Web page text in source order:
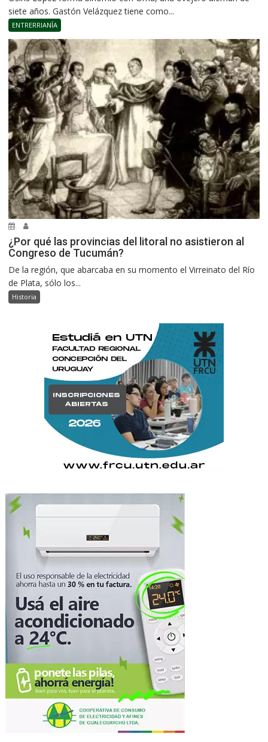
siete años. Gastón Velázquez tiene como...
ENTRERRIANÍA
¿Por qué las provincias del litoral no asistieron al
Congreso de Tucumán?
De la región, que abarcaba en su momento el Virreinato del Río
de Plata, sólo los...
Historia